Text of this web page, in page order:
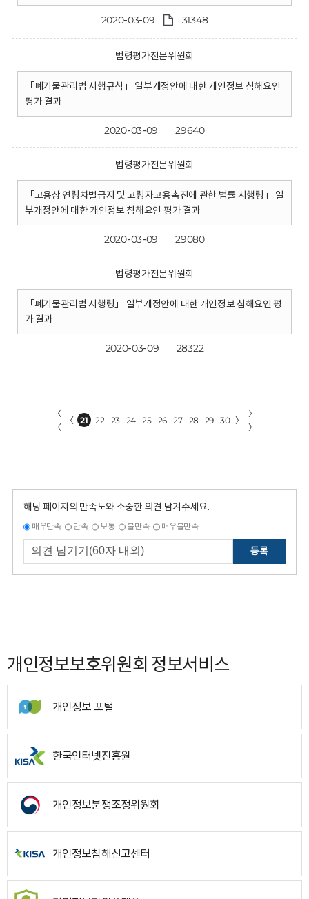
2020-03-09 31348
법령평가전문위원회
「폐기물관리법 시행규칙」 일부개정안에 대한 개인정보 침해요인
평가 결과
2020-03-09 29640
법령평가전문위원회
「고용상 연령차별금지 및 고령자고용촉진에 관한 법률 시행령」 일
부개정안에 대한 개인정보 침해요인 평가 결과
2020-03-09 29080
법령평가전문위원회
「폐기물관리법 시행령」 일부개정안에 대한 개인정보 침해요인 평
가 결과
2020-03-09 28322
〈
〈
〈 21 22 23 24 25 26 27 28 29 30 〉
〉
〉
해당 페이지의 만족도와 소중한 의견 남겨주세요.
매우만족 만족 보통 불만족 매우불만족
등록
개인정보보호위원회 정보서비스
개인정보 포털
한국인터넷진흥원
개인정보분쟁조정위원회
개인정보침해신고센터